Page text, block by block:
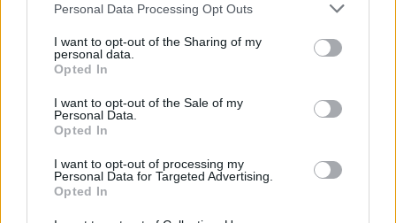
Personal Data Processing Opt Outs
I want to opt-out of the Sharing of my
personal data.
Opted In
I want to opt-out of the Sale of my
Personal Data.
Opted In
I want to opt-out of processing my
Personal Data for Targeted Advertising.
Opted In
καλύτερους μισθούς
09/08/2026 - 11:43 ΠΟΛΙΤΙΚΗ
Υπ. Μεταφορών: Οριστική λύση στο ζήτημα των
πινακίδων κυκλοφορίας - Τέλος στις χρονοβόρες
διαδικασίες
09/08/2026 - 11:18